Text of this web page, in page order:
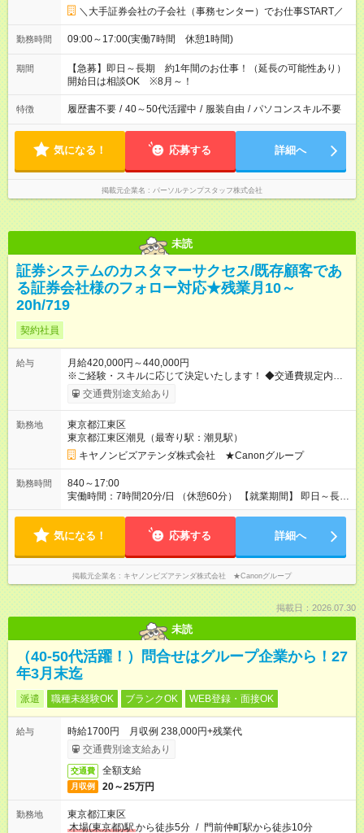
＼大手証券会社の子会社（事務センター）でお仕事START／
勤務時間 09:00～17:00(実働7時間 休憩1時間)
期間
【急募】即日～長期 約1年間のお仕事！（延長の可能性あり）
開始日は相談OK ※8月～！
特徴 履歴書不要 / 40～50代活躍中 / 服装自由 / パソコンスキル不要
気になる！ 応募する 詳細へ
掲載元企業名 パーソルテンプスタッフ株式会社
未読
証券システムのカスタマーサクセス/既存顧客であ
る証券会社様のフォロー対応★残業月10～
20h/719
契約社員
給与
月給420,000円～440,000円
※ご経験・スキルに応じて決定いたします！ ◆交通費規定内支給
（月額10万円まで） ◆残業代は別途支給 【出張について】 年1
回程度、お客様先への外出・日帰り出張が発生する見込みで
に数回のみ休日出勤いただく可能性もあります。 ※休日出勤が
発生した場合、平日に振替休日を取得いただきます。 【試用期
間】試用期間なし
交通費別途支給あり
勤務地
東京都江東区
東京都江東区潮見（最寄り駅：潮見駅）
キヤノンビズアテンダ株式会社 ★Canonグループ
勤務時間
840～17:00
実働時間：7時間20分/日 （休憩60分） 【就業期間】 即日～長期
※着任日は調整可！現職中の方もお気軽にご相談ください。
て】 原則フル出社（業務状況により月に数回リモートワーク
気になる！ 応募する 詳細へ
掲載元企業名 キヤノンビズアテンダ株式会社 ★Canonグループ
掲載日：2026.07.30
未読
（40-50代活躍！）問合せはグループ企業から！27
年3月末迄
派遣 職種未経験OK ブランクOK WEB登録・面接OK
給与
時給1700円 月収例 238,000円+残業代
交通費別途支給あり
交通費 全額支給
月収例 20～25万円
勤務地
東京都江東区
木場(東京都)駅から徒歩5分 / 門前仲町駅から徒歩10分